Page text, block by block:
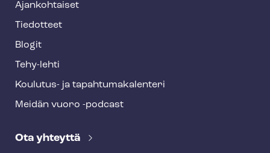
Ajankohtaiset
Tiedotteet
Blogit
Tehy-lehti
Koulutus- ja ta­pah­tu­ma­ka­len­te­ri
Meidän vuoro -podcast
Ota yhteyttä